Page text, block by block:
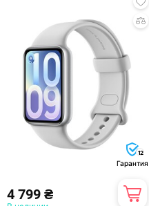
12
Гарантия
4 799 ₴